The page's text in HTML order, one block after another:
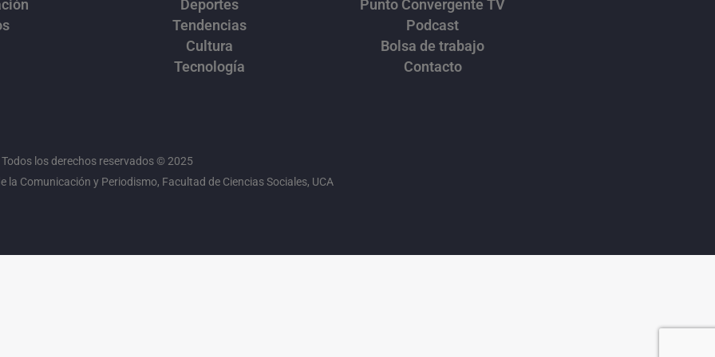
Deportes
Tendencias
Cultura
Tecnología
Punto Convergente TV
Podcast
Bolsa de trabajo
Contacto
Todos los derechos reservados © 2025
la Comunicación y Periodismo, Facultad de Ciencias Sociales, UCA